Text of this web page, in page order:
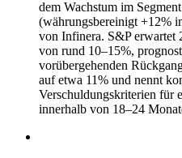
dem Wachstum im
(währungsbereinigt +12%
von Infinera. S&P erwartet
von rund 10–15%,
vorübergehenden
auf etwa 11% und nennt
Verschuldungskriterien für
innerhalb von 18–24